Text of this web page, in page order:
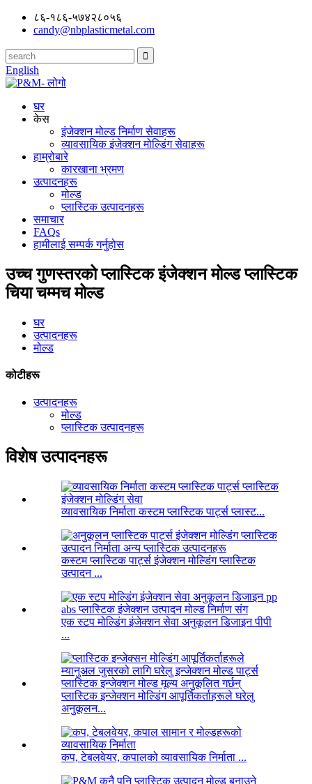
८६-१८६-५७४२८०५६
candy@nbplasticmetal.com
English
घर
केस
इंजेक्शन मोल्ड निर्माण सेवाहरू
व्यावसायिक इंजेक्शन मोल्डिंग सेवाहरू
हाम्रोबारे
कारखाना भ्रमण
उत्पादनहरू
मोल्ड
प्लास्टिक उत्पादनहरू
समाचार
FAQs
हामीलाई सम्पर्क गर्नुहोस
उच्च गुणस्तरको प्लास्टिक इंजेक्शन मोल्ड प्लास्टिक
चिया चम्मच मोल्ड
घर
उत्पादनहरू
मोल्ड
कोटीहरू
उत्पादनहरू
मोल्ड
प्लास्टिक उत्पादनहरू
विशेष उत्पादनहरू
व्यावसायिक निर्माता कस्टम प्लास्टिक पार्ट्स प्लास्ट...
कस्टम प्लास्टिक पार्ट्स इंजेक्शन मोल्डिंग प्लास्टिक
उत्पादन ...
एक स्टप मोल्डिंग इंजेक्शन सेवा अनुकूलन डिजाइन पीपी
...
प्लास्टिक इन्जेक्शन मोल्डिंग आपूर्तिकर्ताहरूले घरेलु
अनुकूलन...
कप, टेबलवेयर, कपालको व्यावसायिक निर्माता ...